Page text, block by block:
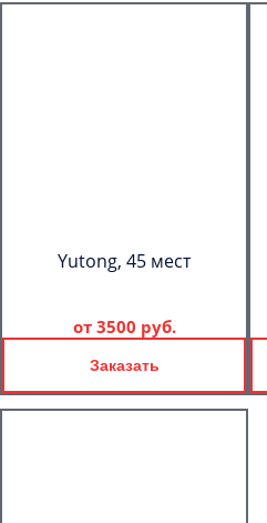
Yutong, 45 мест
от 3500 руб.
Заказать